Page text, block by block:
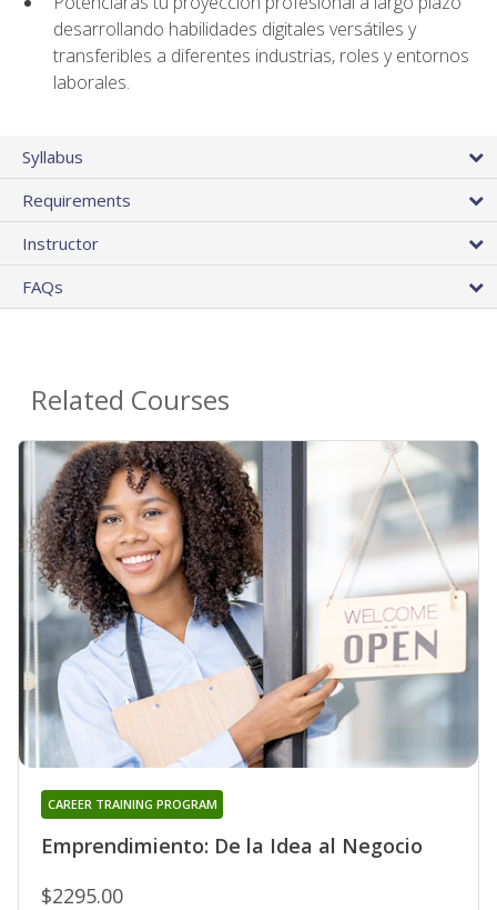
desarrollando habilidades digitales versátiles y
transferibles a diferentes industrias, roles y entornos
laborales.
Syllabus
Requirements
Instructor
FAQs
Related Courses
Emprendimiento: De la Idea al Negocio
CAREER TRAINING PROGRAM
$2295.00